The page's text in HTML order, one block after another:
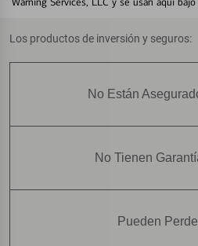
Los productos de inversión y seguros:
No Están
No Tienen
Pueden